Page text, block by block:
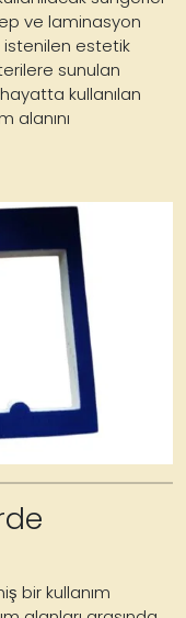
ve laminasyon
estetik
sunulan
kullanılan
alanını
bir kullanım